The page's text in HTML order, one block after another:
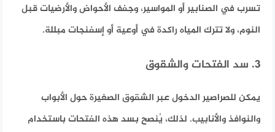
تسرب في الصنابير أو المواسير، وجفف الأحواض والأرضيات قبل
النوم، ولا تترك المياه راكدة في أوعية أو إسفنجات مبللة.
3. سد الفتحات والشقوق
يمكن للصراصير الدخول عبر الشقوق الصغيرة حول الأبواب
والنوافذ والأنابيب. لذلك، يُنصح بسد هذه الفتحات باستخدام